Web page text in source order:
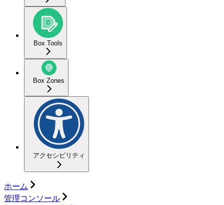
Box Tools
Box Zones
アクセシビリティ
ホーム
管理コンソール